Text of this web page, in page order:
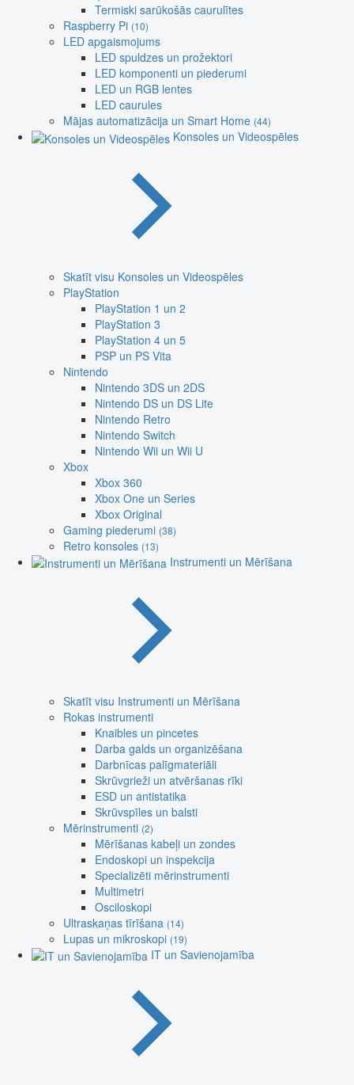
Termiski sarūkošās caurulītes
Raspberry Pi (10)
LED apgaismojums
LED spuldzes un prožektori
LED komponenti un piederumi
LED un RGB lentes
LED caurules
Mājas automatizācija un Smart Home (44)
Konsoles un Videospēles
Skatīt visu Konsoles un Videospēles
PlayStation
PlayStation 1 un 2
PlayStation 3
PlayStation 4 un 5
PSP un PS Vita
Nintendo
Nintendo 3DS un 2DS
Nintendo DS un DS Lite
Nintendo Retro
Nintendo Switch
Nintendo Wii un Wii U
Xbox
Xbox 360
Xbox One un Series
Xbox Original
Gaming piederumi (38)
Retro konsoles (13)
Instrumenti un Mērīšana
Skatīt visu Instrumenti un Mērīšana
Rokas instrumenti
Knaibles un pincetes
Darba galds un organizēšana
Darbnīcas palīgmateriāli
Skrūvgrieži un atvēršanas rīki
ESD un antistatika
Skrūvspīles un balsti
Mērinstrumenti (2)
Mērīšanas kabeļi un zondes
Endoskopi un inspekcija
Specializēti mērinstrumenti
Multimetri
Osciloskopi
Ultraskaņas tīrīšana (14)
Lupas un mikroskopi (19)
IT un Savienojamība